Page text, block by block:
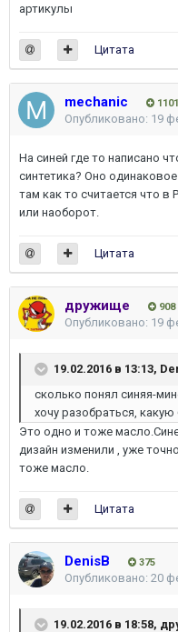
артикулы
Цитата
mechanic 1101
Опубликовано: 19
На синей где то написано
синтетика? Оно
там как то считается что
или наоборот.
Цитата
дружище 908
Опубликовано: 19
19.02.2016 в 13:13,
сколько понял синяя-
хочу разобраться,
Это одно и тоже
дизайн изменили , уже
тоже масло.
Цитата
DenisB 375
Опубликовано: 20
19.02.2016 в 18:58,